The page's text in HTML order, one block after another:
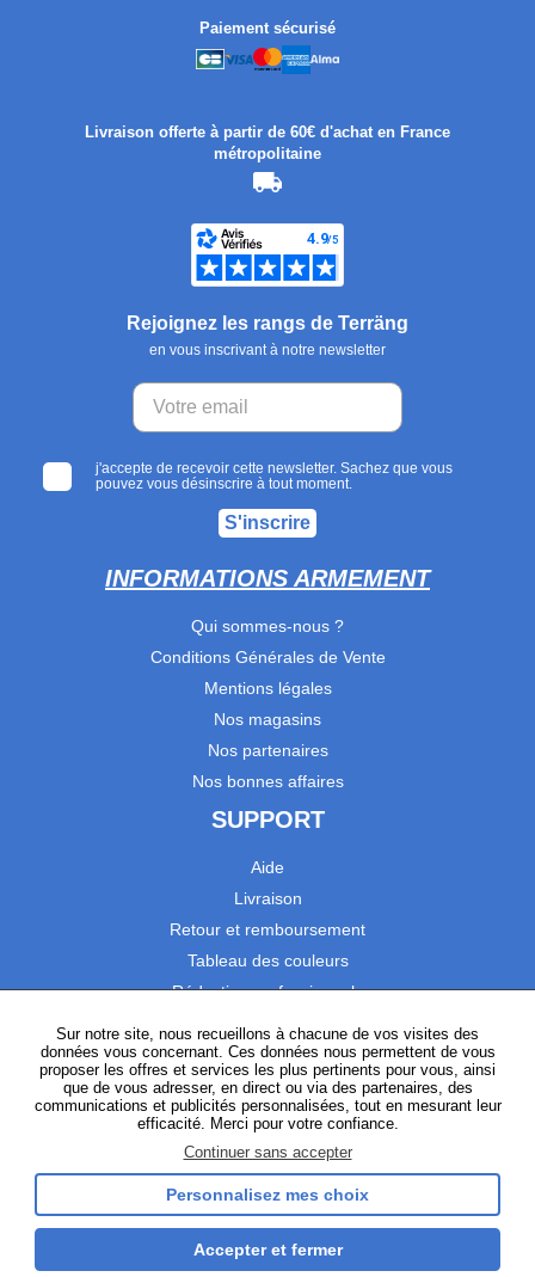
Paiement sécurisé
Livraison offerte à partir de 60€ d'achat en France
métropolitaine
Rejoignez les rangs de Terräng
en vous inscrivant à notre newsletter
j'accepte de recevoir cette newsletter. Sachez que vous
pouvez vous désinscrire à tout moment.
S'inscrire
INFORMATIONS ARMEMENT
Qui sommes-nous ?
Conditions Générales de Vente
Mentions légales
Nos magasins
Nos partenaires
Nos bonnes affaires
SUPPORT
Aide
Livraison
Retour et remboursement
Tableau des couleurs
Réduction professionnels
Satisfaction Clients
SUIVEZ-NOUS
InstagramTikTokFacebookYouTubeLinkedIn
Sur notre site, nous recueillons à chacune de vos visites des
données vous concernant. Ces données nous permettent de vous
proposer les offres et services les plus pertinents pour vous, ainsi
que de vous adresser, en direct ou via des partenaires, des
communications et publicités personnalisées, tout en mesurant leur
efficacité. Merci pour votre confiance.
Continuer sans accepter
Personnalisez mes choix
Accepter et fermer